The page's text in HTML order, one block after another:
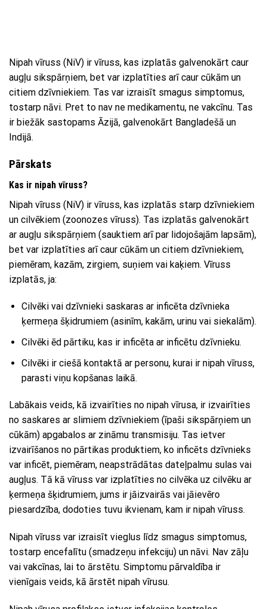
Nipah vīruss (NiV) ir vīruss, kas izplatās galvenokārt caur
augļu sikspārņiem, bet var izplatīties arī caur cūkām un
citiem dzīvniekiem. Tas var izraisīt smagus simptomus,
tostarp nāvi. Pret to nav ne medikamentu, ne vakcīnu. Tas
ir biežāk sastopams Āzijā, galvenokārt Bangladešā un
Indijā.
Pārskats
Kas ir nipah vīruss?
Nipah vīruss (NiV) ir vīruss, kas izplatās starp dzīvniekiem
un cilvēkiem (zoonozes vīruss). Tas izplatās galvenokārt
ar augļu sikspārņiem (sauktiem arī par lidojošajām lapsām),
bet var izplatīties arī caur cūkām un citiem dzīvniekiem,
piemēram, kazām, zirgiem, suņiem vai kaķiem. Vīruss
izplatās, ja:
Cilvēki vai dzīvnieki saskaras ar inficēta dzīvnieka
ķermeņa šķidrumiem (asinīm, kakām, urinu vai siekalām).
Cilvēki ēd pārtiku, kas ir inficēta ar inficētu dzīvnieku.
Cilvēki ir ciešā kontaktā ar personu, kurai ir nipah vīruss,
parasti viņu kopšanas laikā.
Labākais veids, kā izvairīties no nipah vīrusa, ir izvairīties
no saskares ar slimiem dzīvniekiem (īpaši sikspārņiem un
cūkām) apgabalos ar zināmu transmisiju. Tas ietver
izvairīšanos no pārtikas produktiem, ko inficēts dzīvnieks
var inficēt, piemēram, neapstrādātas dateļpalmu sulas vai
augļus. Tā kā vīruss var izplatīties no cilvēka uz cilvēku ar
ķermeņa šķidrumiem, jums ir jāizvairās vai jāievēro
piesardzība, dodoties tuvu ikvienam, kam ir nipah vīruss.
Nipah vīruss var izraisīt vieglus līdz smagus simptomus,
tostarp encefalītu (smadzeņu infekciju) un nāvi. Nav zāļu
vai vakcīnas, lai to ārstētu. Simptomu pārvaldība ir
vienīgais veids, kā ārstēt nipah vīrusu.